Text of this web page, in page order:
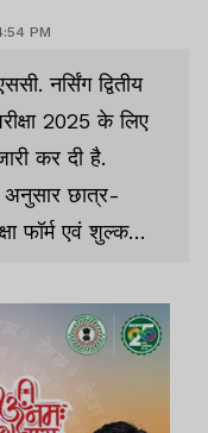
PM
नर्सिंग द्वितीय
2025 के लिए
कर दी है.
अनुसार छात्र-
फॉर्म एवं शुल्क